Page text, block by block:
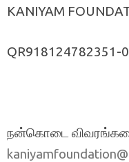
KANIYAM
QR918124782351-
நன்கொடை